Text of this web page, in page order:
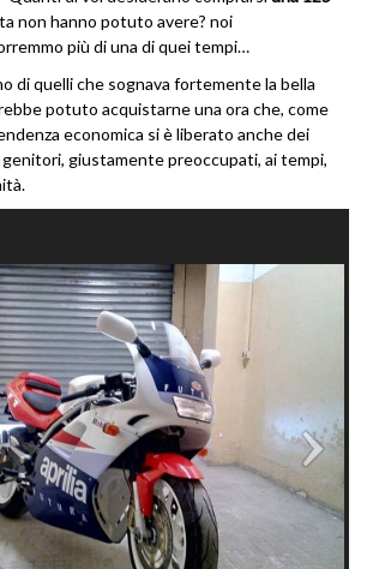
non hanno potuto avere? noi
più di una di quei tempi…
di quelli che sognava fortemente la bella
potuto acquistarne una ora che, come
economica si è liberato anche dei
giustamente preoccupati, ai tempi,